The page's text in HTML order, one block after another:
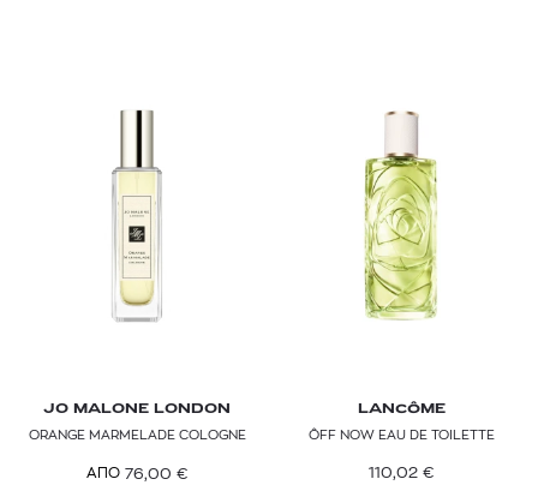
JO MALONE LONDON
ORANGE MARMELADE COLOGNE
ΑΠΟ 76,00 €
LANCÔME
ÔFF NOW EAU DE TOILETTE
110,02 €